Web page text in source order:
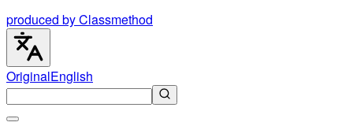
produced by Classmethod
OriginalEnglish